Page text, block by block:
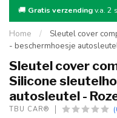
🚚 Gratis verzendingv.a. 2
Home /
Sleutel cover
- beschermhoesje
Sleutel cover
Silicone
autosleutel -
TBU CAR®